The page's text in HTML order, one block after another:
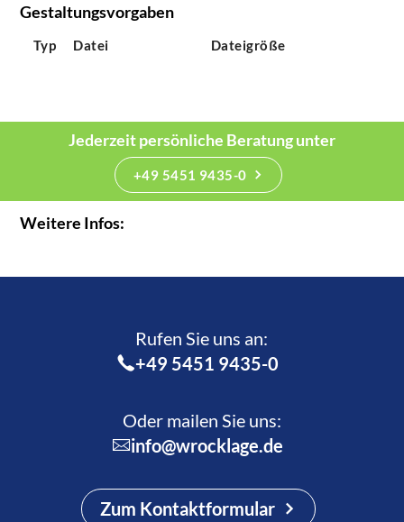
Gestaltungsvorgaben
Typ Datei Dateigröße
Jederzeit persönliche Beratung unter
+49 5451 9435-0
Weitere Infos:
Rufen Sie uns an:­
+49 5451 9435-0
Oder mailen Sie uns:
info@wrocklage.de
Zum Kontaktformular